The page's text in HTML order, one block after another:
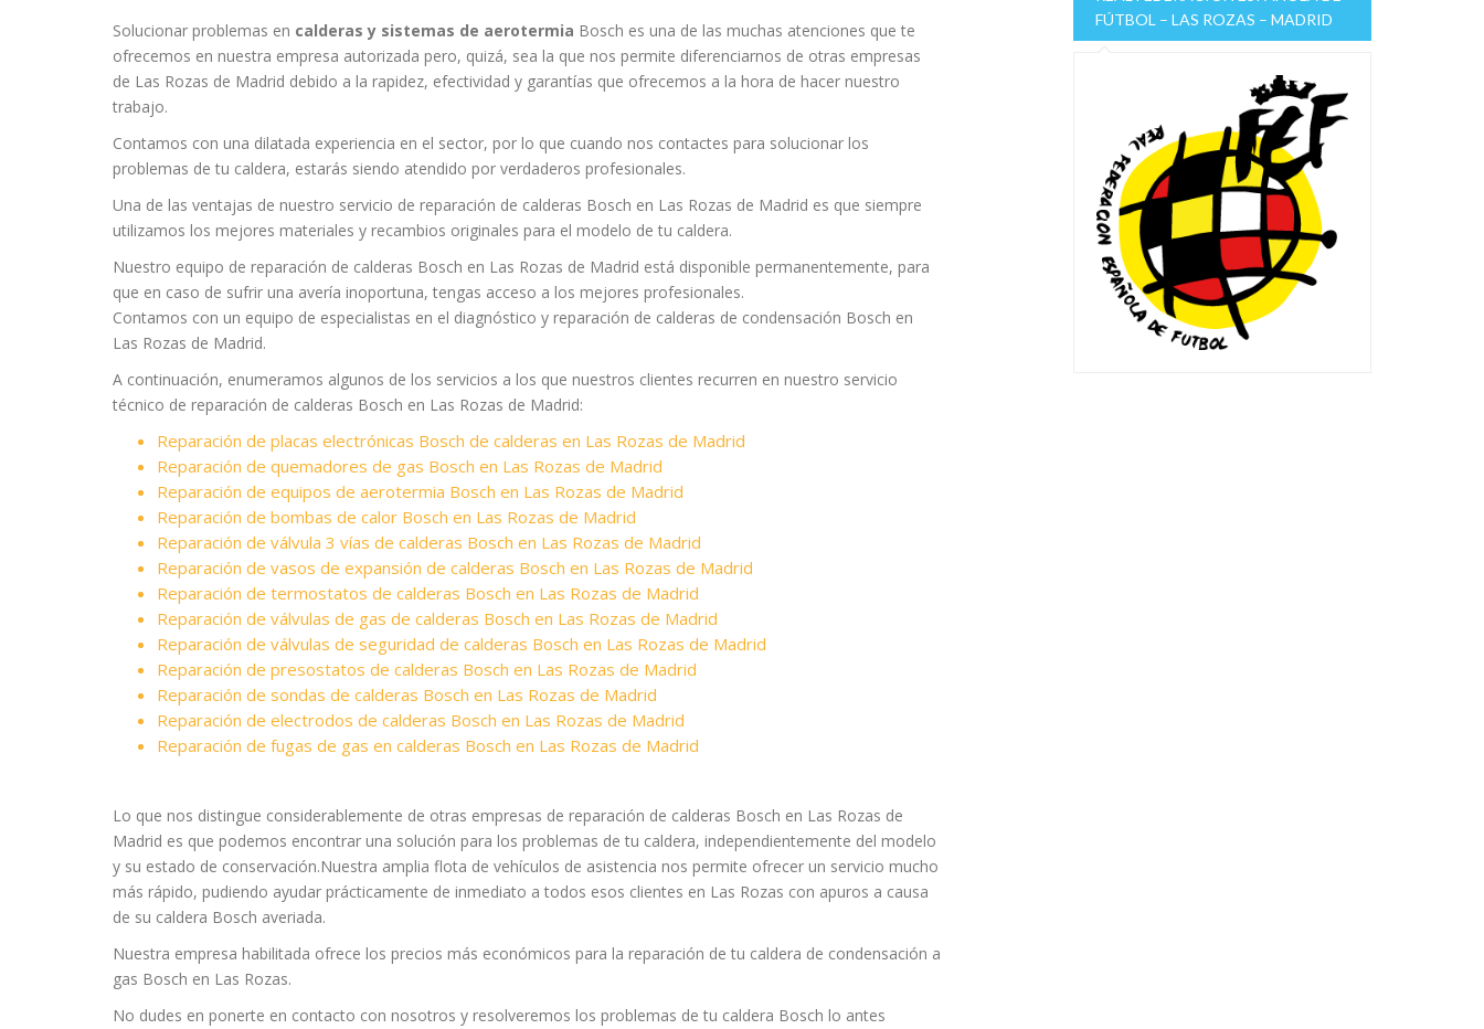
Solucionar problemas en calderas y sistemas de aerotermia Bosch es una de las muchas atenciones que te
ofrecemos en nuestra empresa autorizada pero, quizá, sea la que nos permite diferenciarnos de otras empresas
de Las Rozas de Madrid debido a la rapidez, efectividad y garantías que ofrecemos a la hora de hacer nuestro
trabajo.
Contamos con una dilatada experiencia en el sector, por lo que cuando nos contactes para solucionar los
problemas de tu caldera, estarás siendo atendido por verdaderos profesionales.
Una de las ventajas de nuestro servicio de reparación de calderas Bosch en Las Rozas de Madrid es que siempre
utilizamos los mejores materiales y recambios originales para el modelo de tu caldera.
Nuestro equipo de reparación de calderas Bosch en Las Rozas de Madrid está disponible permanentemente, para
que en caso de sufrir una avería inoportuna, tengas acceso a los mejores profesionales.
Contamos con un equipo de especialistas en el diagnóstico y reparación de calderas de condensación Bosch en
Las Rozas de Madrid.
A continuación, enumeramos algunos de los servicios a los que nuestros clientes recurren en nuestro servicio
técnico de reparación de calderas Bosch en Las Rozas de Madrid:
Reparación de placas electrónicas Bosch de calderas en Las Rozas de Madrid
Reparación de quemadores de gas Bosch en Las Rozas de Madrid
Reparación de equipos de aerotermia Bosch en Las Rozas de Madrid
Reparación de bombas de calor Bosch en Las Rozas de Madrid
Reparación de válvula 3 vías de calderas Bosch en Las Rozas de Madrid
Reparación de vasos de expansión de calderas Bosch en Las Rozas de Madrid
Reparación de termostatos de calderas Bosch en Las Rozas de Madrid
Reparación de válvulas de gas de calderas Bosch en Las Rozas de Madrid
Reparación de válvulas de seguridad de calderas Bosch en Las Rozas de Madrid
Reparación de presostatos de calderas Bosch en Las Rozas de Madrid
Reparación de sondas de calderas Bosch en Las Rozas de Madrid
Reparación de electrodos de calderas Bosch en Las Rozas de Madrid
Reparación de fugas de gas en calderas Bosch en Las Rozas de Madrid
Lo que nos distingue considerablemente de otras empresas de reparación de calderas Bosch en Las Rozas de
Madrid es que podemos encontrar una solución para los problemas de tu caldera, independientemente del modelo
y su estado de conservación.Nuestra amplia flota de vehículos de asistencia nos permite ofrecer un servicio mucho
más rápido, pudiendo ayudar prácticamente de inmediato a todos esos clientes en Las Rozas con apuros a causa
de su caldera Bosch averiada.
Nuestra empresa habilitada ofrece los precios más económicos para la reparación de tu caldera de condensación a
gas Bosch en Las Rozas.
No dudes en ponerte en contacto con nosotros y resolveremos los problemas de tu caldera Bosch lo antes
FÚTBOL – LAS ROZAS – MADRID